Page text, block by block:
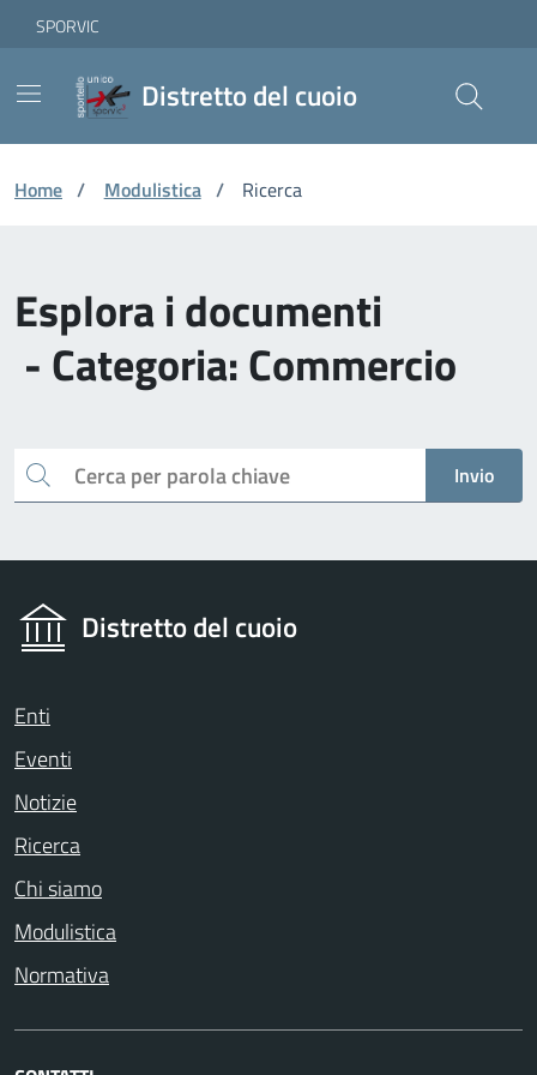
Skip to Main Content
Vai ai contenuti
Vai al footer
SPORVIC
Distretto del cuoio
Home / Modulistica / Ricerca
Esplora i documenti
- Categoria: Commercio
Cerca Invio
Distretto del cuoio
Enti
Eventi
Notizie
Ricerca
Chi siamo
Modulistica
Normativa